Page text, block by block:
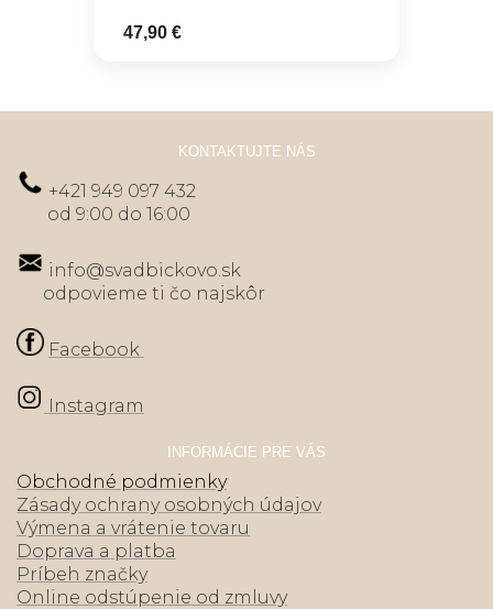
47,90 €
KONTAKTUJTE NÁS
+421 949 097 432
od 9:00 do 16:00
info@svadbickovo.sk
odpovieme ti čo najskôr
Facebook
Instagram
INFORMÁCIE PRE VÁS
Obchodné podmienky
Zásady ochrany osobných údajov
Výmena a vrátenie tovaru
Doprava a platba
Príbeh značky
Online odstúpenie od zmluvy